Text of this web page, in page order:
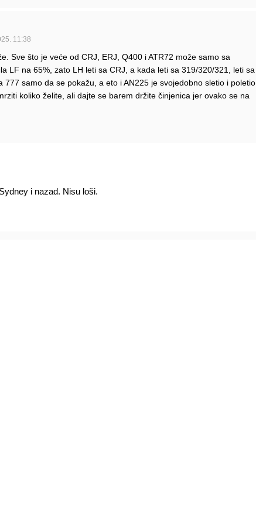
11:38
Sve što je veće od CRJ, ERJ, Q400 i ATR72 može samo sa
LF na 65%, zato LH leti sa CRJ, a kada leti sa 319/320/321, leti sa
777 samo da se pokažu, a eto i AN225 je svojedobno sletio i poletio
koliko želite, ali dajte se barem držite činjenica jer ovako se na
i nazad. Nisu loši.